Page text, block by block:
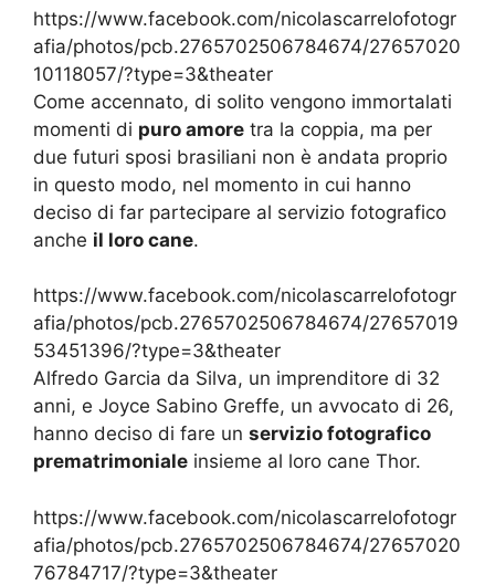
https://www.facebook.com/nicolascarrelofotogr
afia/photos/pcb.2765702506784674/27657020
10118057/?type=3&theater
Come accennato, di solito vengono immortalati
momenti di puro amore tra la coppia, ma per
due futuri sposi brasiliani non è andata proprio
in questo modo, nel momento in cui hanno
deciso di far partecipare al servizio fotografico
anche il loro cane.
https://www.facebook.com/nicolascarrelofotogr
afia/photos/pcb.2765702506784674/27657019
53451396/?type=3&theater
Alfredo Garcia da Silva, un imprenditore di 32
anni, e Joyce Sabino Greffe, un avvocato di 26,
hanno deciso di fare un servizio fotografico
prematrimoniale insieme al loro cane Thor.
https://www.facebook.com/nicolascarrelofotogr
afia/photos/pcb.2765702506784674/27657020
76784717/?type=3&theater